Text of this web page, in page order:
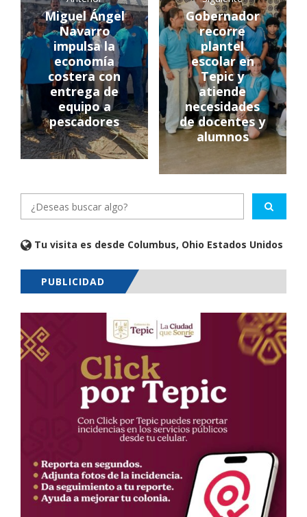
Miguel Ángel
Navarro
impulsa la
economía
costera con
entrega de
equipo a
pescadores
Gobernador
recorre
plantel
escolar en
Tepic y
atiende
necesidades
de docentes y
alumnos
Tu visita es desde Columbus, Ohio Estados Unidos
PUBLICIDAD